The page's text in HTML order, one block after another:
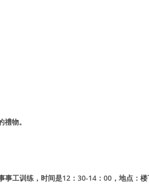
物。
工训练，时间是12：30-14：00，地点：